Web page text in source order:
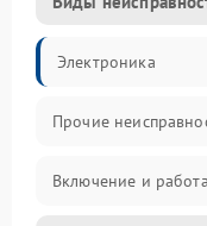
Электроника
Прочие
Включение и работа